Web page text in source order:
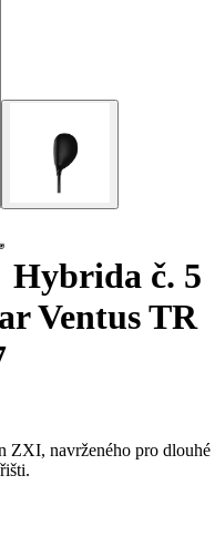
Hybrida č. 5
Ventus TR
ZXI, navrženého pro dlouhé